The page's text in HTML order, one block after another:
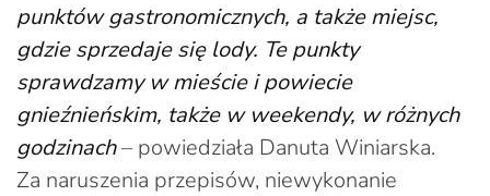
punktów gastronomicznych, a także miejsc,
gdzie sprzedaje się lody. Te punkty
sprawdzamy w mieście i powiecie
gnieźnieńskim, także w weekendy, w różnych
godzinach– powiedziała Danuta Winiarska.
Za naruszenia przepisów, niewykonanie